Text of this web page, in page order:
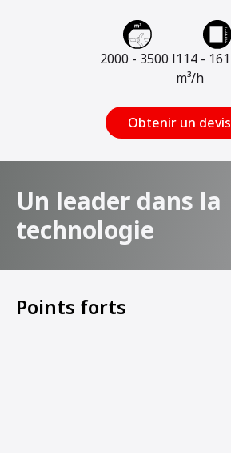
2000 - 3500 l114 - 161
m³/h
Obtenir un devis
Un leader dans la
technologie
Points forts